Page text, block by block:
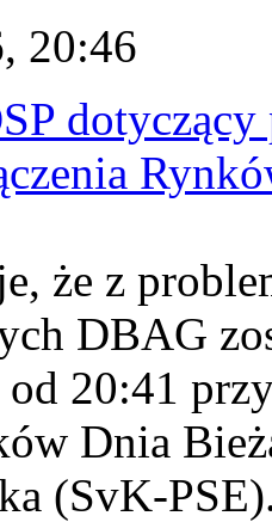
20:46
że z
DBAG
20:41
Dnia
(SvK-